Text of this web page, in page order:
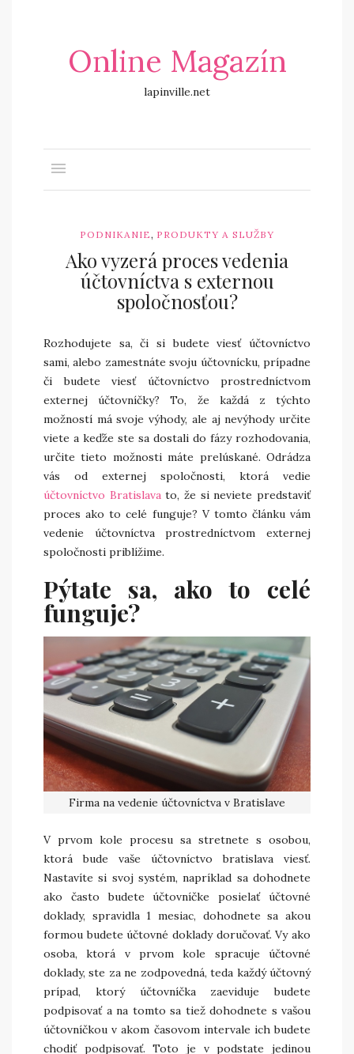
Online Magazín
lapinville.net
PODNIKANIE, PRODUKTY A SLUŽBY
Ako vyzerá proces vedenia
účtovníctva s externou
spoločnosťou?
Rozhodujete sa, či si budete viesť účtovníctvo
sami, alebo zamestnáte svoju účtovnícku, prípadne
či budete viesť účtovníctvo prostredníctvom
externej účtovníčky? To, že každá z týchto
možností má svoje výhody, ale aj nevýhody určite
viete a keďže ste sa dostali do fázy rozhodovania,
určite tieto možnosti máte prelúskané. Odrádza
vás od externej spoločnosti, ktorá vedie
účtovníctvo Bratislavato, že si neviete predstaviť
proces ako to celé funguje? V tomto článku vám
vedenie účtovníctva prostredníctvom externej
spoločnosti priblížime.
Pýtate sa, ako to celé
funguje?
Firma na vedenie účtovníctva v Bratislave
V prvom kole procesu sa stretnete s osobou,
ktorá bude vaše účtovníctvo bratislava viesť.
Nastavíte si svoj systém, napríklad sa dohodnete
ako často budete účtovníčke posielať účtovné
doklady, spravidla 1 mesiac, dohodnete sa akou
formou budete účtovné doklady doručovať. Vy ako
osoba, ktorá v prvom kole spracuje účtovné
doklady, ste za ne zodpovedná, teda každý účtovný
prípad, ktorý účtovníčka zaeviduje budete
podpisovať a na tomto sa tiež dohodnete s vašou
účtovníčkou v akom časovom intervale ich budete
chodiť podpisovať. Toto je v podstate jedinou